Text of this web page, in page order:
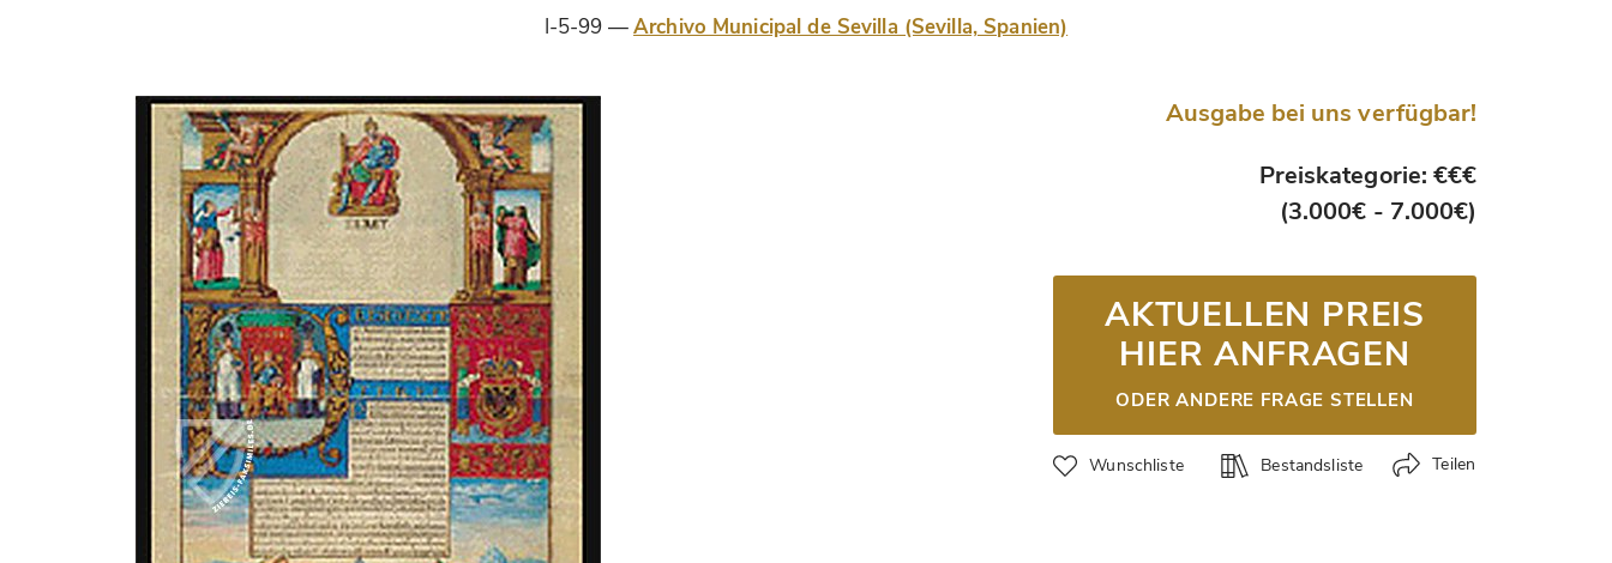
I-5-99 Archivo Municipal de Sevilla (Sevilla, Spanien)
Ausgabe bei uns verfügbar!
Preiskategorie: €€€
(3.000€ - 7.000€)
AKTUELLEN PREIS
HIER ANFRAGEN
ODER ANDERE FRAGE STELLEN
Wunschliste Bestandsliste Teilen